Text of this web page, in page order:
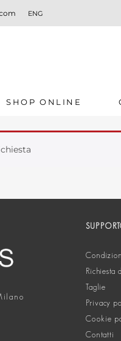
ENG
SHOP ONLINE
Richiesta
Taglie
Privacy
Cookie
Contatti